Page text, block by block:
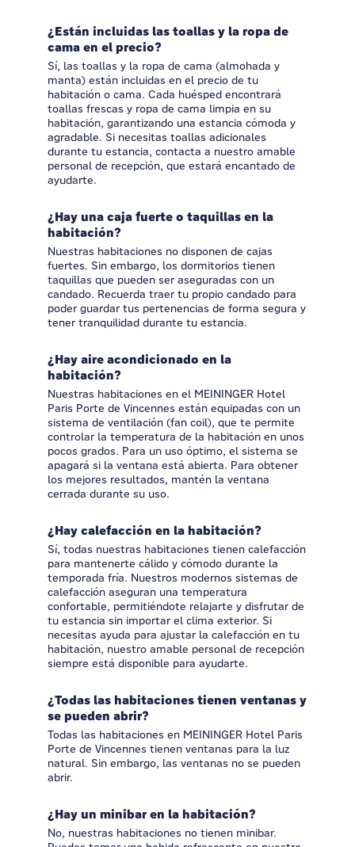
¿Están incluidas las toallas y la ropa de
cama en el precio?
Sí, las toallas y la ropa de cama (almohada y
manta) están incluidas en el precio de tu
habitación o cama. Cada huésped encontrará
toallas frescas y ropa de cama limpia en su
habitación, garantizando una estancia cómoda y
agradable. Si necesitas toallas adicionales
durante tu estancia, contacta a nuestro amable
personal de recepción, que estará encantado de
ayudarte.
¿Hay una caja fuerte o taquillas en la
habitación?
Nuestras habitaciones no disponen de cajas
fuertes. Sin embargo, los dormitorios tienen
taquillas que pueden ser aseguradas con un
candado. Recuerda traer tu propio candado para
poder guardar tus pertenencias de forma segura y
tener tranquilidad durante tu estancia.
¿Hay aire acondicionado en la
habitación?
Nuestras habitaciones en el MEININGER Hotel
Paris Porte de Vincennes están equipadas con un
sistema de ventilación (fan coil), que te permite
controlar la temperatura de la habitación en unos
pocos grados. Para un uso óptimo, el sistema se
apagará si la ventana está abierta. Para obtener
los mejores resultados, mantén la ventana
cerrada durante su uso.
¿Hay calefacción en la habitación?
Sí, todas nuestras habitaciones tienen calefacción
para mantenerte cálido y cómodo durante la
temporada fría. Nuestros modernos sistemas de
calefacción aseguran una temperatura
confortable, permitiéndote relajarte y disfrutar de
tu estancia sin importar el clima exterior. Si
necesitas ayuda para ajustar la calefacción en tu
habitación, nuestro amable personal de recepción
siempre está disponible para ayudarte.
¿Todas las habitaciones tienen ventanas y
se pueden abrir?
Todas las habitaciones en MEININGER Hotel Paris
Porte de Vincennes tienen ventanas para la luz
natural. Sin embargo, las ventanas no se pueden
abrir.
¿Hay un minibar en la habitación?
No, nuestras habitaciones no tienen minibar.